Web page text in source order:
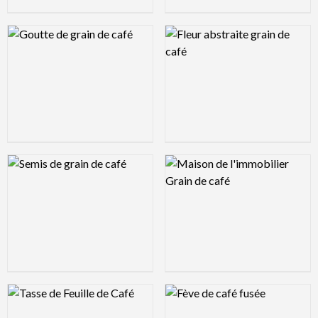
Logo Preview Image Logo Preview Image
Logo Preview Image Logo Preview Image
Logo Preview Image Logo Preview Image